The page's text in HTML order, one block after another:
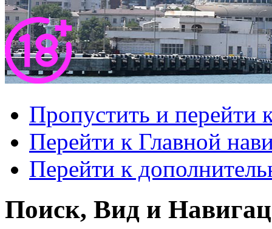
Пропустить и перейти
Перейти к Главной
Перейти к
Поиск, Вид и